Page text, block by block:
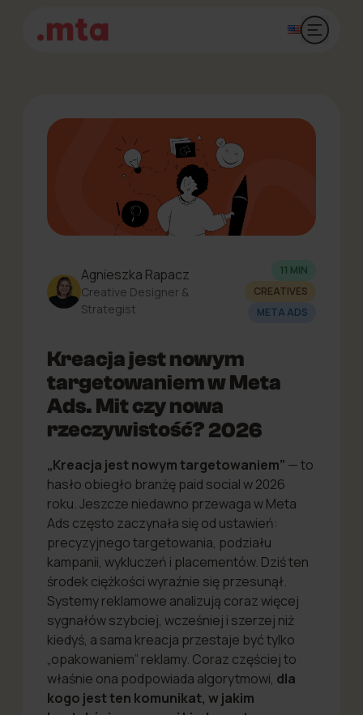
Otwórz
Agnieszka Rapacz
Creative Designer &
Strategist
11 MIN
CREATIVES
META ADS
Kreacja jest nowym
targetowaniem w Meta
Ads. Mit czy nowa
rzeczywistość?2026
„Kreacja jest nowym targetowaniem” — to
hasło obiegło branżę paid social w 2026
roku. Jeszcze niedawno przewaga w Meta
Ads często zaczynała się od ustawień:
precyzyjnego targetowania, podziału
kampanii, wykluczeń i placementów. Dziś ten
środek ciężkości wyraźnie się przesunął.
Systemy reklamowe analizują coraz więcej
sygnałów szybciej, wcześniej i szerzej niż
kiedyś, a sama kreacja przestaje być tylko
„opakowaniem” reklamy. Coraz częściej to
właśnie ona podpowiada algorytmowi, dla
kogo jest ten komunikat, w jakim